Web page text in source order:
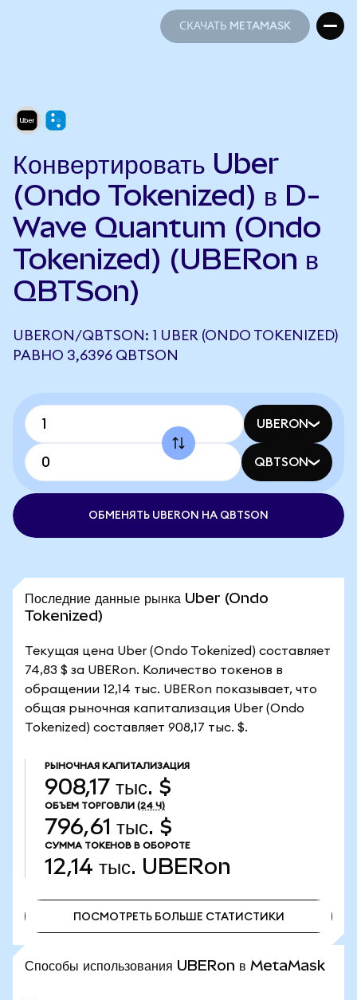
СКАЧАТЬ METAMASK
Конвертировать Uber
(Ondo Tokenized) в D-
Wave Quantum (Ondo
Tokenized) (UBERon в
QBTSon)
UBERON/QBTSON: 1 UBER (ONDO TOKENIZED)
РАВНО 3,6396 QBTSON
UBERON
QBTSON
ОБМЕНЯТЬ UBERON НА QBTSON
Последние данные рынка Uber (Ondo
Tokenized)
Текущая цена Uber (Ondo Tokenized) составляет
74,83 $ за UBERon. Количество токенов в
обращении 12,14 тыс. UBERon показывает, что
общая рыночная капитализация Uber (Ondo
Tokenized) составляет 908,17 тыс. $.
РЫНОЧНАЯ КАПИТАЛИЗАЦИЯ
908,17 тыс. $
ОБЪЕМ ТОРГОВЛИ (24 Ч)
796,61 тыс. $
СУММА ТОКЕНОВ В ОБОРОТЕ
12,14 тыс. UBERon
ПОСМОТРЕТЬ БОЛЬШЕ СТАТИСТИКИ
Способы использования UBERon в MetaMask